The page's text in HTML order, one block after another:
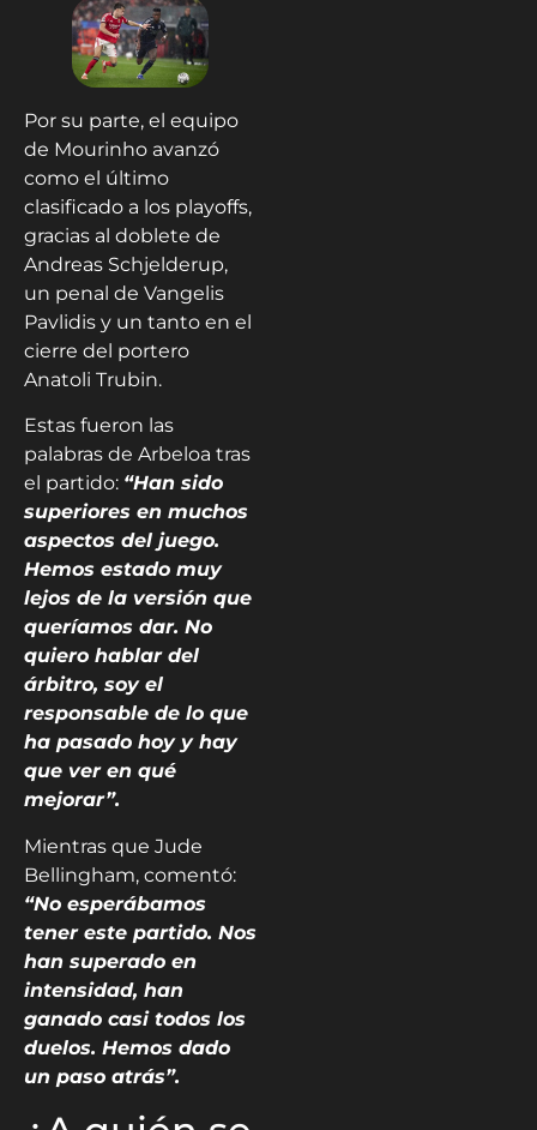
Por su parte, el equipo
de Mourinho avanzó
como el último
clasificado a los playoffs,
gracias al doblete de
Andreas Schjelderup,
un penal de Vangelis
Pavlidis y un tanto en el
cierre del portero
Anatoli Trubin.
Estas fueron las
palabras de Arbeloa tras
el partido: “Han sido
superiores en muchos
aspectos del juego.
Hemos estado muy
lejos de la versión que
queríamos dar. No
quiero hablar del
árbitro, soy el
responsable de lo que
ha pasado hoy y hay
que ver en qué
mejorar”.
Mientras que Jude
Bellingham, comentó:
“No esperábamos
tener este partido. Nos
han superado en
intensidad, han
ganado casi todos los
duelos. Hemos dado
un paso atrás”.